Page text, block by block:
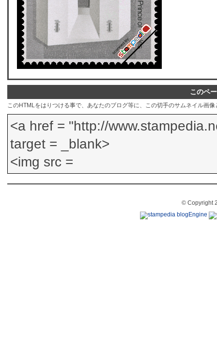
このペ
このHTMLをはりつける事で、あなたのブログ等に、この切手のサムネイル画
© Copyright